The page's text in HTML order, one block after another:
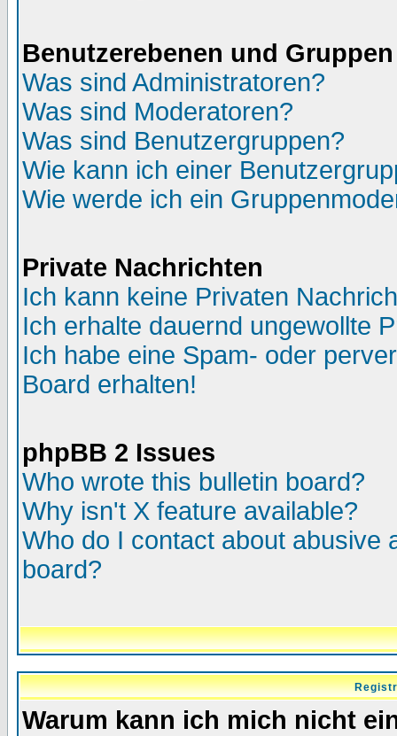
Benutzerebenen und Gruppen
Was sind Administratoren?
Was sind Moderatoren?
Was sind Benutzergruppen?
Wie kann ich einer
Wie werde ich ein
Private Nachrichten
Ich kann keine Privaten
Ich erhalte dauernd ungewollte
Ich habe eine Spam- oder
Board erhalten!
phpBB 2 Issues
Who wrote this bulletin board?
Why isn't X feature available?
Who do I contact about abusive
board?
Warum kann ich mich nicht